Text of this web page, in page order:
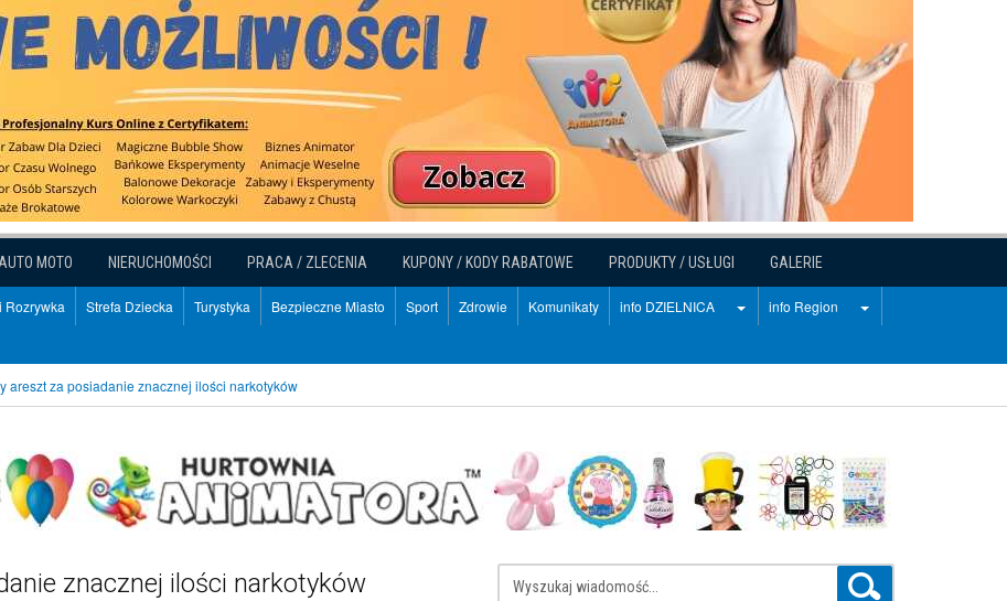
MOTO NIERUCHOMOŚCI PRACA / ZLECENIA KUPONY / KODY RABATOWE PRODUKTY / USŁUGI GALERIE
Rozrywka Strefa Dziecka Turystyka Bezpieczne Miasto Sport Zdrowie Komunikaty info DZIELNICA info Region
areszt za posiadanie znacznej ilości narkotyków
znacznej ilości narkotyków